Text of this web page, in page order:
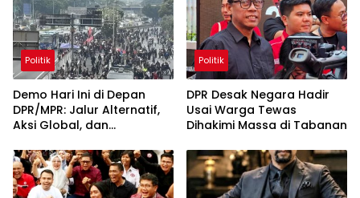
Politik
Demo Hari Ini di Depan
DPR/MPR: Jalur Alternatif,
Aksi Global, dan
Agustus 2026
Politik
DPR Desak Negara Hadir
Usai Warga Tewas
Dihakimi Massa di Tabanan